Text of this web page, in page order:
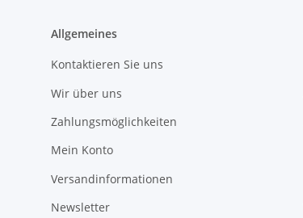
Allgemeines
Kontaktieren Sie uns
Wir über uns
Zahlungsmöglichkeiten
Mein Konto
Versandinformationen
Newsletter